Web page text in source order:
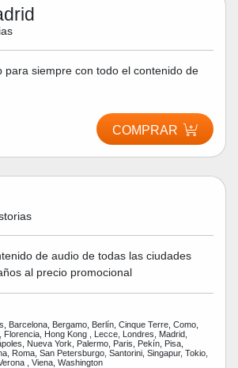
para siempre con todo el contenido de
COMPRAR
de audio de todas las ciudades
al precio promocional
Barcelona, Bergamo, Berlín, Cinque Terre, Como,
Florencia, Hong Kong , Lecce, Londres, Madrid,
Nueva York, Palermo, Paris, Pekín, Pisa,
Roma, San Petersburgo, Santorini, Singapur, Tokio,
, Viena, Washington